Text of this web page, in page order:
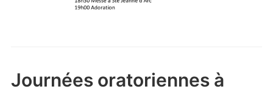
Journées oratoriennes à